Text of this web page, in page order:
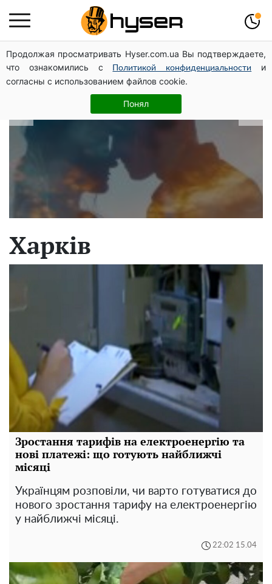
Продолжая просматривать Hyser.com.ua Вы подтверждаете,
что ознакомились с
Политикой конфиденциальности
и
согласны с использованием файлов cookie.
Понял
В які дати народжуються найвірніші
чоловіки: краще одразу перевірити,
щоб потім не страждати
Харків
Зростання тарифів на електроенергію та
нові платежі: що готують найближчі
місяці
Українцям розповіли, чи варто готуватися до
нового зростання тарифу на електроенергію
у найближчі місяці.
22:02 15.04